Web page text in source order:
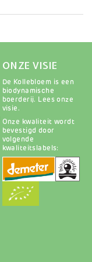
ONZE VISIE
De Kollebloem is een
biodynamische
boerderij.
Lees onze
visie .
Onze kwaliteit wordt
bevestigd door
volgende
kwaliteitslabels: